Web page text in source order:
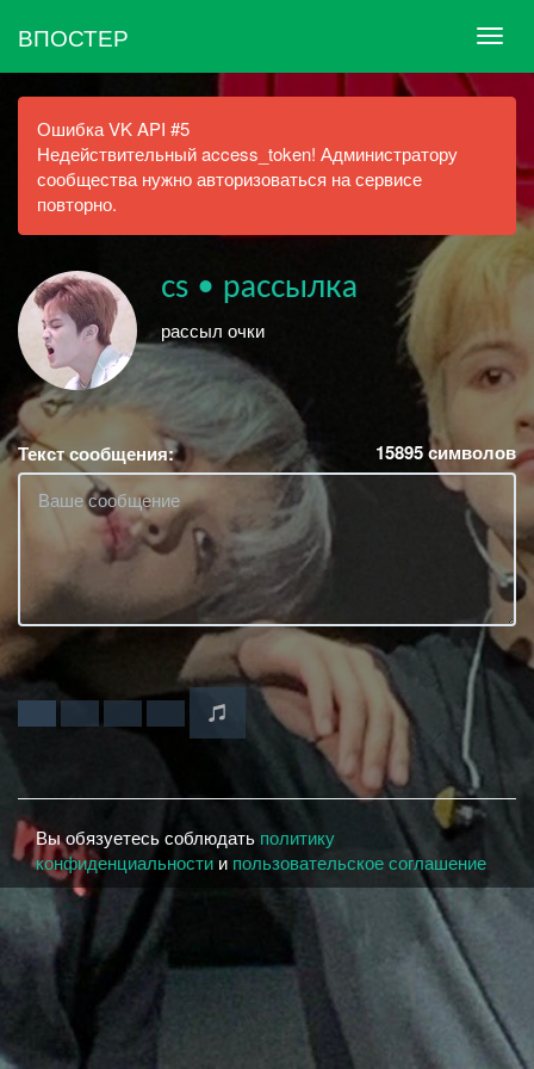
ВПОСТЕР
Ошибка VK API #5
Недействительный access_token! Администратору
сообщества нужно авторизоваться на сервисе
повторно.
cs • рассылка
рассыл очки
Текст сообщения: 15895символов
Вы обязуетесь соблюдать политику
конфиденциальности и пользовательское соглашение